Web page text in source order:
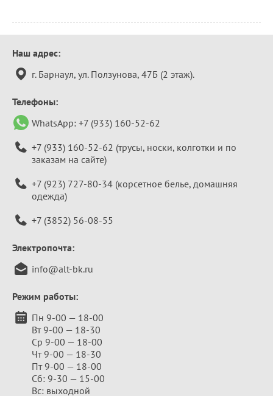
Контактная
информация
Наш адрес:
г. Барнаул, ул. Ползунова, 47Б (2 этаж).
Телефоны:
WhatsApp: +7 (933) 160-52-62
+7 (933) 160-52-62 (трусы, носки, колготки и по
заказам на сайте)
+7 (923) 727-80-34 (корсетное белье, домашняя
одежда)
+7 (3852) 56-08-55
Электропочта:
info@alt-bk.ru
Режим работы:
Пн 9-00 — 18-00
Вт 9-00 — 18-30
Ср 9-00 — 18-00
Чт 9-00 — 18-30
Пт 9-00 — 18-00
Сб: 9-30 — 15-00
Вс: выходной